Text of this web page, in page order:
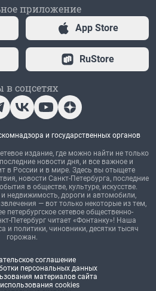
приложение
App Store
RuStore
соцсетях
и государственных органов
издание, где можно найти не только
новости дня, и все важное и
в России и в мире. Здесь вы отыщете
новости Санкт-Петербурга, последние
в обществе, культуре, искусстве.
и недвижимость, дороги и автомобили,
— вот только некоторые из тем,
петербургское сетевое общественно-
Петербург читает «Фонтанку»! Наша
и политики, чиновники, десятки тысяч
горожан.
соглашение
персональных данных
материалов сайта
cookies